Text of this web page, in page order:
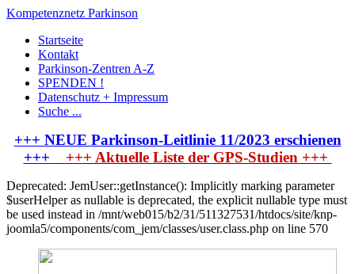
Kompetenznetz Parkinson
Startseite
Kontakt
Parkinson-Zentren A-Z
SPENDEN !
Datenschutz + Impressum
Suche ...
+++ NEUE Parkinson-Leitlinie 11/2023 erschienen
+++
+++ Aktuelle Liste der GPS-Studien +++
Deprecated: JemUser::getInstance(): Implicitly marking parameter
$userHelper as nullable is deprecated, the explicit nullable type must
be used instead in /mnt/web015/b2/31/511327531/htdocs/site/knp-
joomla5/components/com_jem/classes/user.class.php on line 570